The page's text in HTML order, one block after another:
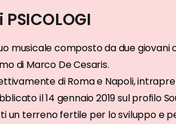
musicale composto da due giovani
di Marco De Cesaris.
di Roma e Napoli,
il 14 gennaio 2019 sul profilo
un terreno fertile per lo sviluppo e